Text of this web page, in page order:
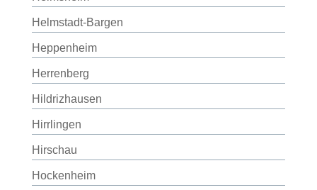
Helmstadt-Bargen
Heppenheim
Herrenberg
Hildrizhausen
Hirrlingen
Hirschau
Hockenheim